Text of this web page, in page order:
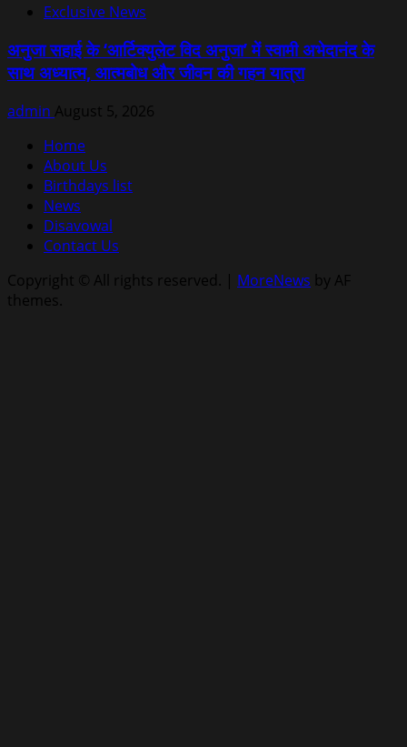
Exclusive News
अनुजा सहाई के ‘आर्टिक्युलेट विद अनुजा’ में स्वामी अभेदानंद के
साथ अध्यात्म, आत्मबोध और जीवन की गहन यात्रा
admin August 5, 2026
Home
About Us
Birthdays list
News
Disavowal
Contact Us
Copyright © All rights reserved. | MoreNews by AF
themes.